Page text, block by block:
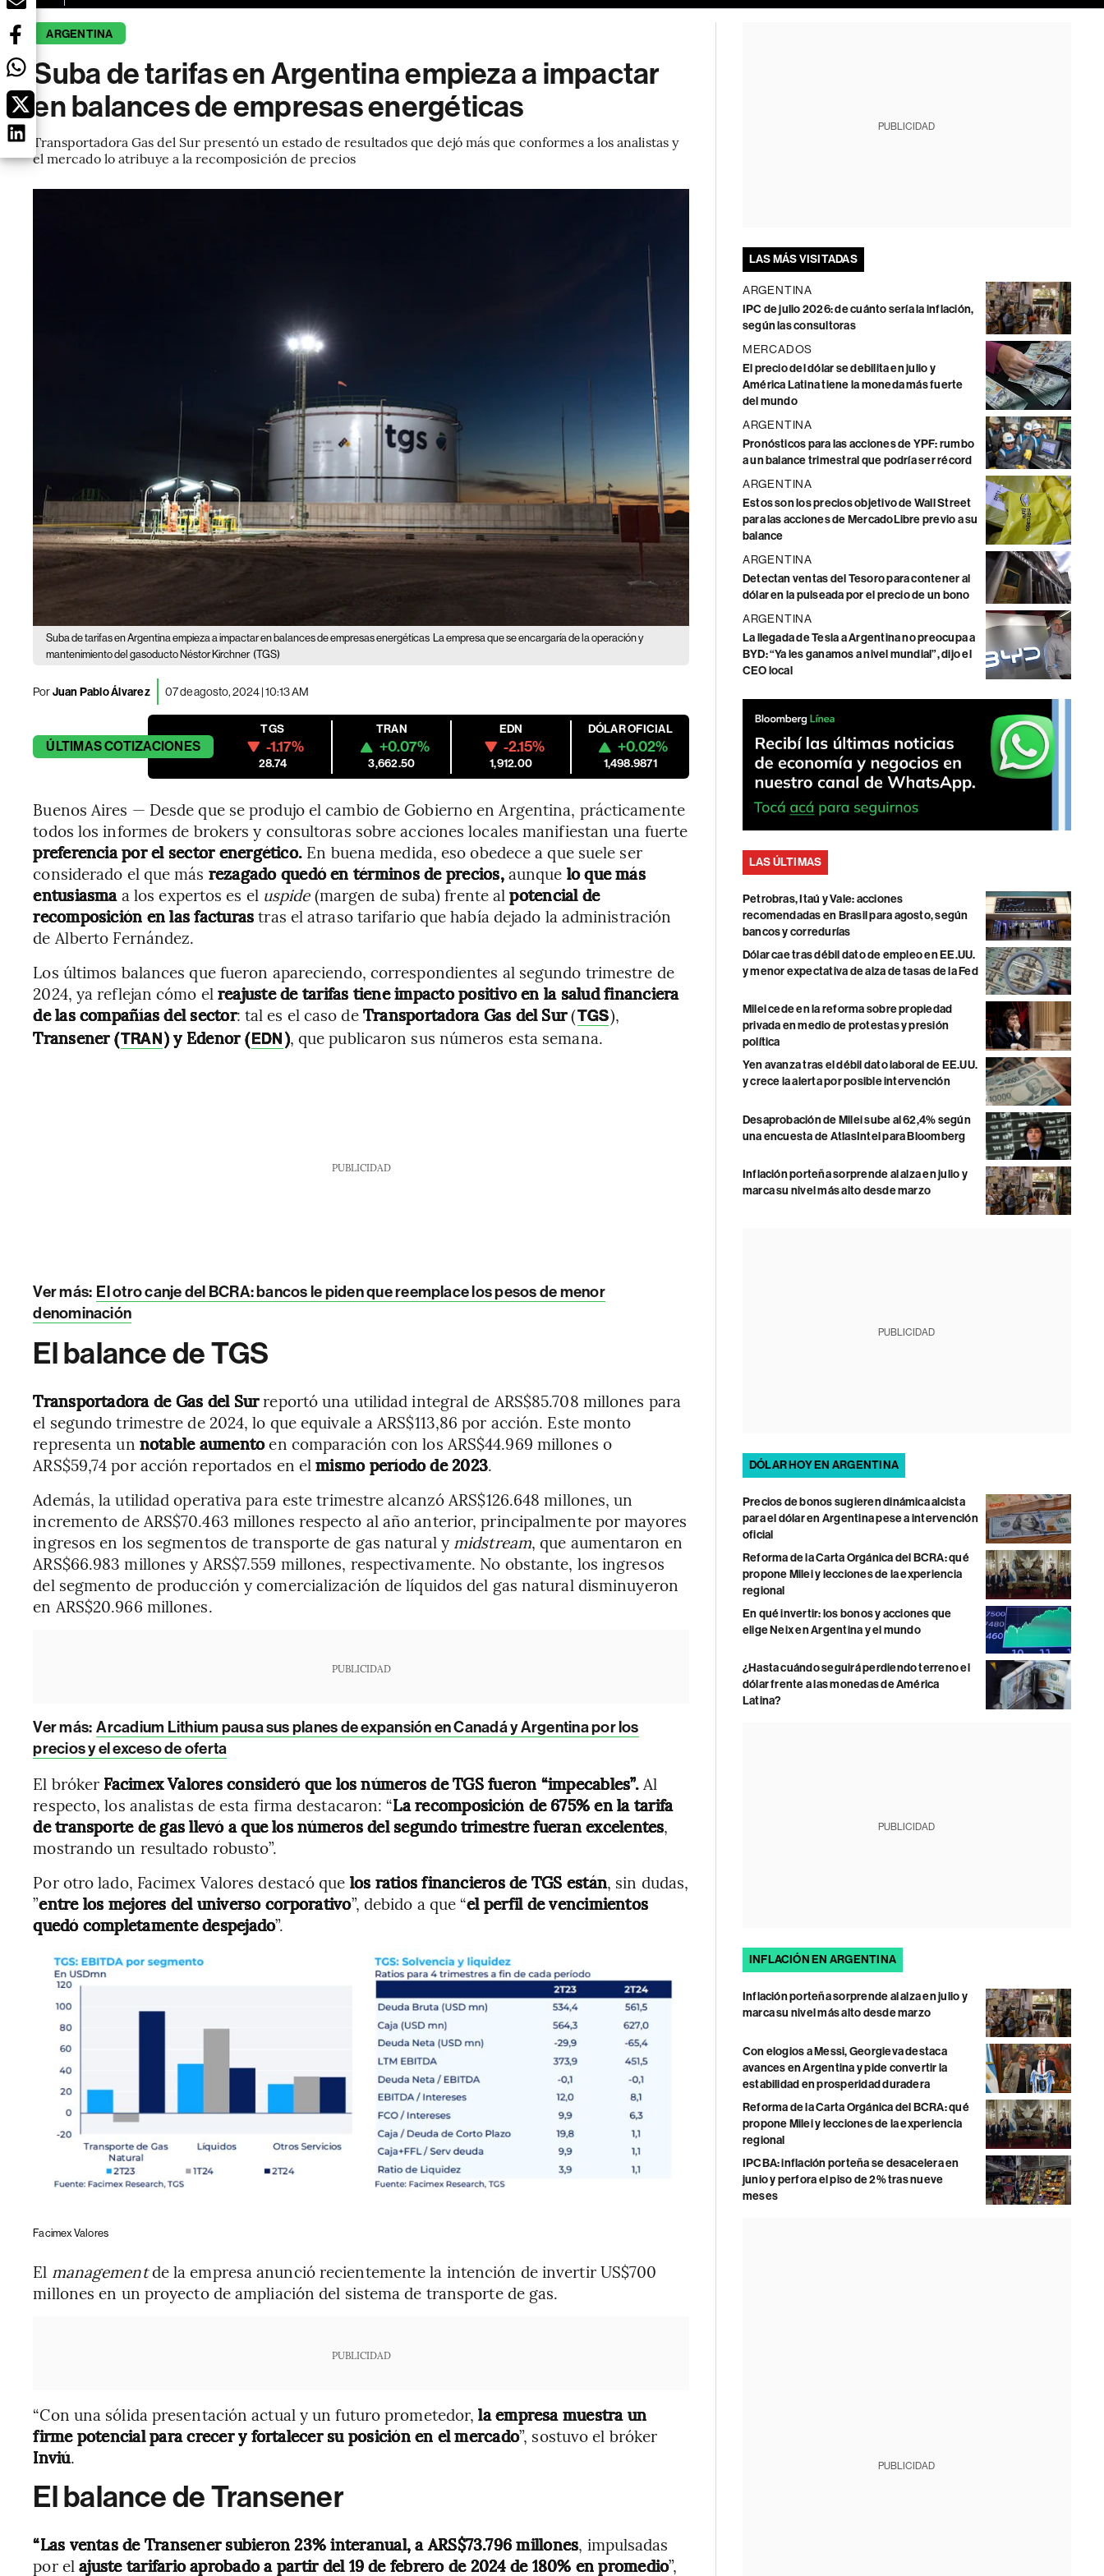
ARGENTINA
Suba de tarifas en Argentina empieza a impactar
en balances de empresas energéticas
Transportadora Gas del Sur presentó un estado de resultados que dejó más que conformes a los analistas y
el mercado lo atribuye a la recomposición de precios
Suba de tarifas en Argentina empieza a impactar en balances de empresas energéticas La empresa que se encargaría de la operación y
mantenimiento del gasoducto Néstor Kirchner (TGS)
PorJuan Pablo Álvarez 07 de agosto, 2024 | 10:13 AM
ÚLTIMASCOTIZACIONES
TGS
-1.17%
28.74
TRAN
+0.07%
3,662.50
EDN
-2.15%
1,912.00
DÓLAR OFICIAL
+0.02%
1,498.9871
Buenos Aires — Desde que se produjo el cambio de Gobierno en Argentina, prácticamente
todos los informes de brokers y consultoras sobre acciones locales manifiestan una fuerte
preferencia por el sector energético. En buena medida, eso obedece a que suele ser
considerado el que más rezagado quedó en términos de precios,aunque lo que más
entusiasmaa los expertos es el uspide(margen de suba) frente alpotencial de
recomposición en las facturastras el atraso tarifario que había dejado la administración
de Alberto Fernández.
Los últimos balances que fueron apareciendo, correspondientes al segundo trimestre de
2024, ya reflejan cómo el reajuste de tarifas tiene impacto positivo en la salud financiera
de las compañías del sector: tal es el caso deTransportadora Gas del Sur(TGS),
Transener (TRAN) y Edenor (EDN), que publicaron sus números esta semana.
PUBLICIDAD
Ver más: El otro canje del BCRA: bancos le piden que reemplace los pesos de menor
denominación
El balance de TGS
Transportadora de Gas del Surreportó una utilidad integral de ARS$85.708 millones para
el segundo trimestre de 2024, lo que equivale a ARS$113,86 por acción. Este monto
representa un notable aumentoen comparación con los ARS$44.969 millones o
ARS$59,74 por acción reportados en elmismo período de 2023.
Además, la utilidad operativa para este trimestre alcanzó ARS$126.648 millones, un
incremento de ARS$70.463 millones respecto al año anterior, principalmente por mayores
ingresos en los segmentos de transporte de gas natural y midstream, que aumentaron en
ARS$66.983 millones y ARS$7.559 millones, respectivamente. No obstante, los ingresos
del segmento de producción y comercialización de líquidos del gas natural disminuyeron
en ARS$20.966 millones.
PUBLICIDAD
Ver más: Arcadium Lithium pausa sus planes de expansión en Canadá y Argentina por los
precios y el exceso de oferta
El bróker Facimex Valores consideró que los números de TGS fueron “impecables”. Al
respecto, los analistas de esta firma destacaron: “La recomposición de 675% en la tarifa
de transporte de gas llevó a que los números del segundo trimestre fueran excelentes,
mostrando un resultado robusto”.
Por otro lado, Facimex Valores destacó que los ratios financieros de TGS están, sin dudas,
”entre los mejores del universo corporativo”, debido a que “el perfil de vencimientos
quedó completamente despejado”.
Facimex Valores
El managementde la empresa anunció recientemente la intención de invertir US$700
millones en un proyecto de ampliación del sistema de transporte de gas.
PUBLICIDAD
“Con una sólida presentación actual y un futuro prometedor,la empresa muestra un
firme potencial para crecer y fortalecer su posición en el mercado”, sostuvo el bróker
Inviú.
El balance de Transener
“Las ventas de Transener subieron 23% interanual, a ARS$73.796 millones, impulsadas
por el ajuste tarifario aprobado a partir del 19 de febrero de 2024 de 180% en promedio”,
PUBLICIDAD
LAS MÁS VISITADAS
ARGENTINA
IPC de julio 2026: de cuánto sería la inflación,
según las consultoras
MERCADOS
El precio del dólar se debilita en julio y
América Latina tiene la moneda más fuerte
del mundo
ARGENTINA
Pronósticos para las acciones de YPF: rumbo
a un balance trimestral que podría ser récord
ARGENTINA
Estos son los precios objetivo de Wall Street
para las acciones de MercadoLibre previo a su
balance
ARGENTINA
Detectan ventas del Tesoro para contener al
dólar en la pulseada por el precio de un bono
ARGENTINA
La llegada de Tesla a Argentina no preocupa a
BYD: “Ya les ganamos a nivel mundial”, dijo el
CEO local
LAS ÚLTIMAS
Petrobras, Itaú y Vale: acciones
recomendadas en Brasil para agosto, según
bancos y corredurías
Dólar cae tras débil dato de empleo en EE.UU.
y menor expectativa de alza de tasas de la Fed
Milei cede en la reforma sobre propiedad
privada en medio de protestas y presión
política
Yen avanza tras el débil dato laboral de EE.UU.
y crece la alerta por posible intervención
Desaprobación de Milei sube al 62,4% según
una encuesta de AtlasIntel para Bloomberg
Inflación porteña sorprende al alza en julio y
marca su nivel más alto desde marzo
PUBLICIDAD
DÓLAR HOY EN ARGENTINA
Precios de bonos sugieren dinámica alcista
para el dólar en Argentina pese a intervención
oficial
Reforma de la Carta Orgánica del BCRA: qué
propone Milei y lecciones de la experiencia
regional
En qué invertir: los bonos y acciones que
elige Neix en Argentina y el mundo
¿Hasta cuándo seguirá perdiendo terreno el
dólar frente a las monedas de América
Latina?
PUBLICIDAD
INFLACIÓN EN ARGENTINA
Inflación porteña sorprende al alza en julio y
marca su nivel más alto desde marzo
Con elogios a Messi, Georgieva destaca
avances en Argentina y pide convertir la
estabilidad en prosperidad duradera
Reforma de la Carta Orgánica del BCRA: qué
propone Milei y lecciones de la experiencia
regional
IPCBA: inflación porteña se desacelera en
junio y perfora el piso de 2% tras nueve
meses
PUBLICIDAD